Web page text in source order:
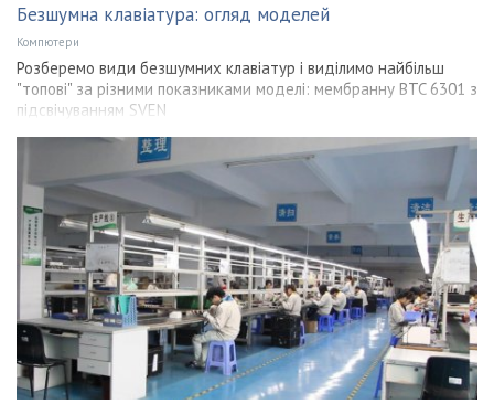
Безшумна клавіатура: огляд моделей
Компютери
Розберемо види безшумних клавіатур і виділимо найбільш
"топові" за різними показниками моделі: мембранну BTC 6301 з
підсвічуванням SVEN